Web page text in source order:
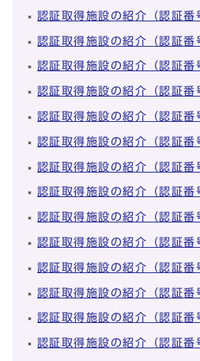
認証取得施設の紹介（認証
認証取得施設の紹介（認証
認証取得施設の紹介（認証
認証取得施設の紹介（認証
認証取得施設の紹介（認証
認証取得施設の紹介（認証
認証取得施設の紹介（認証
認証取得施設の紹介（認証
認証取得施設の紹介（認証
認証取得施設の紹介（認証
認証取得施設の紹介（認証
認証取得施設の紹介（認証
認証取得施設の紹介（認証
認証取得施設の紹介（認証